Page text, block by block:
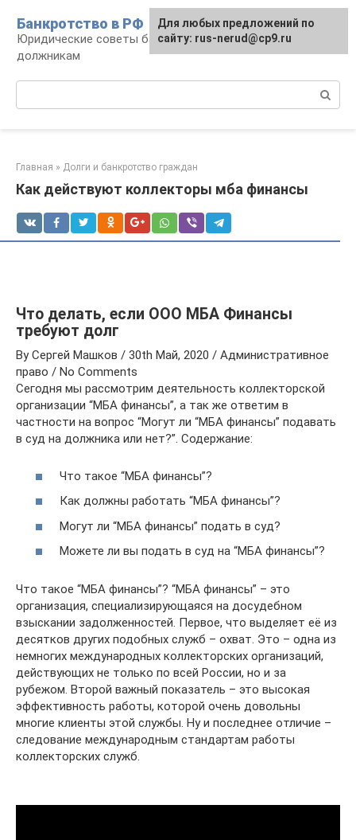
контенту
Банкротство в РФ
Юридические советы банкротам и
должникам
Главная » Долги и банкротство граждан
Как действуют коллекторы мба финансы
Что делать, если ООО МБА Финансы
требуют долг
By Сергей Машков / 30th Май, 2020 / Административное
право / No Comments
Сегодня мы рассмотрим деятельность коллекторской
организации “МБА финансы”, а так же ответим в
частности на вопрос “Могут ли “МБА финансы” подавать
в суд на должника или нет?”. Содержание:
Что такое “МБА финансы”?
Как должны работать “МБА финансы”?
Могут ли “МБА финансы” подать в суд?
Можете ли вы подать в суд на “МБА финансы”?
Что такое “МБА финансы”? “МБА финансы” – это
организация, специализирующаяся на досудебном
взыскании задолженностей. Первое, что выделяет её из
десятков других подобных служб – охват. Это – одна из
немногих международных коллекторских организаций,
действующих не только по всей России, но и за
рубежом. Второй важный показатель – это высокая
эффективность работы, которой очень довольны
многие клиенты этой службы. Ну и последнее отличие –
следование международным стандартам работы
коллекторских служб.
Для любых предложений по
сайту: rus-nerud@cp9.ru